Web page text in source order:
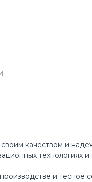
качеством и
и